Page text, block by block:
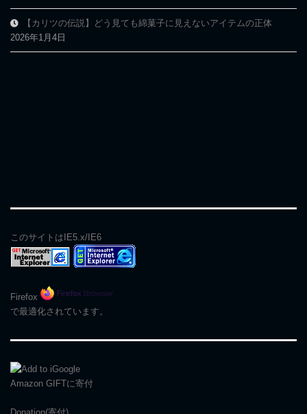
【カリツの伝説】どう見ても綿菓子に見えないアイテムの正体
2026年1月4日
このサイトはIE5.x/IE6
Firefox
で最適化されています。
Amazon GIFTに寄付